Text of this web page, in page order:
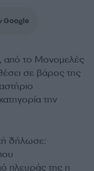
Google
από το Μονομελές
σε βάρος της
την
δήλωσε:
πλευράς της η